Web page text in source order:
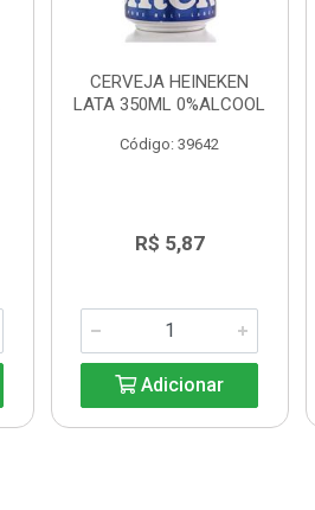
CERVEJA HEINEKEN
LATA 350ML 0%ALCOOL
Código: 39642
R$ 5,87
Adicionar